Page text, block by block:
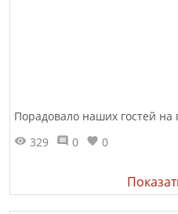
Порадовало наших гостей
329
0 0